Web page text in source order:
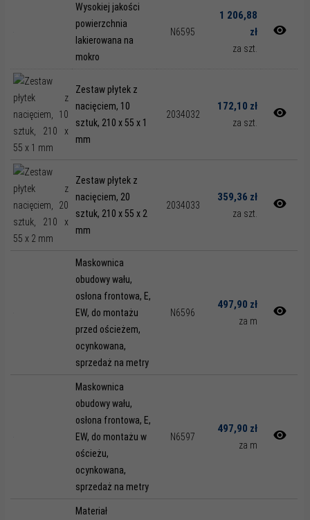
Wysokiej jakości
powierzchnia
lakierowana na
mokro
N6595
1 206,88
zł
za szt.
Zestaw płytek z
nacięciem, 10
sztuk, 210 x 55 x 1
mm
2034032
172,10 zł
za szt.
Zestaw płytek z
nacięciem, 20
sztuk, 210 x 55 x 2
mm
2034033
359,36 zł
za szt.
Maskownica
obudowy wału,
osłona frontowa, E,
EW, do montażu
przed ościeżem,
ocynkowana,
sprzedaż na metry
N6596
497,90 zł
za m
Maskownica
obudowy wału,
osłona frontowa, E,
EW, do montażu w
ościeżu,
ocynkowana,
sprzedaż na metry
N6597
497,90 zł
za m
Materiał